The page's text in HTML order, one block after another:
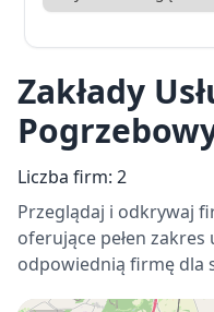
Zakłady
Liczba firm: 2
Przeglądaj i odkrywaj
oferujące pełen
odpowiednią firmę dla